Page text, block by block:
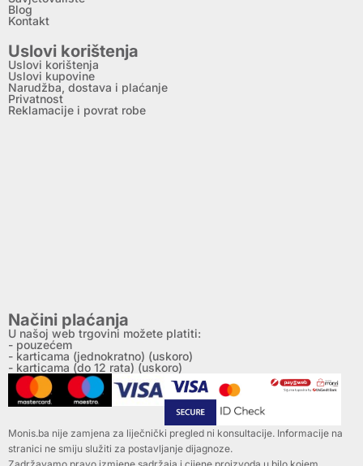
Blog
Kontakt
Uslovi korištenja
Uslovi korištenja
Uslovi kupovine
Narudžba, dostava i plaćanje
Privatnost
Reklamacije i povrat robe
Načini plaćanja
U našoj web trgovini možete platiti:
- pouzećem
- karticama (jednokratno) (uskoro)
- karticama (do 12 rata) (uskoro)
Monis.ba nije zamjena za liječnički pregled ni konsultacije. Informacije na
stranici ne smiju služiti za postavljanje dijagnoze.